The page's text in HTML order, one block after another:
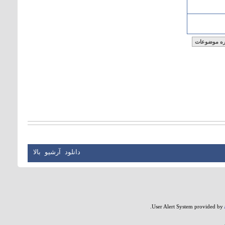
دانلود آرشيو بالا
User Alert System provided by